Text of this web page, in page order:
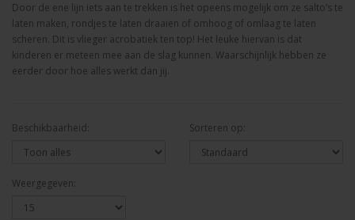
Door de ene lijn iets aan te trekken is het opeens mogelijk om ze salto’s te
laten maken, rondjes te laten draaien of omhoog of omlaag te laten
scheren. Dit is vlieger acrobatiek ten top! Het leuke hiervan is dat
kinderen er meteen mee aan de slag kunnen. Waarschijnlijk hebben ze
eerder door hoe alles werkt dan jij.
Beschikbaarheid: Sorteren op:
Weergegeven: